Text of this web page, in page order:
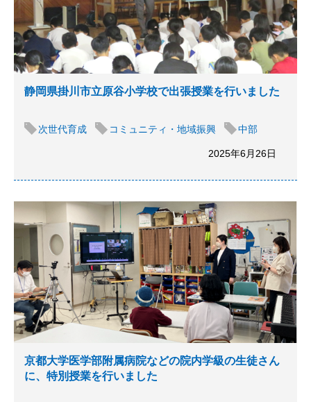
静岡県掛川市立原谷小学校で出張授業を行いました
次世代育成 コミュニティ・地域振興 中部
2025年6月26日
京都大学医学部附属病院などの院内学級の生徒さん
に、特別授業を行いました